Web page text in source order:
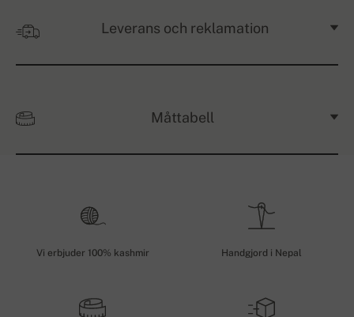
Leverans och reklamation
Måttabell
Vi erbjuder 100% kashmir Handgjord i Nepal